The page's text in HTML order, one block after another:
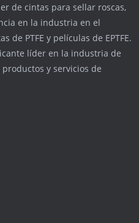
de cintas para sellar roscas,
en la industria en el
de PTFE y películas de EPTFE.
líder en la industria de
y servicios de